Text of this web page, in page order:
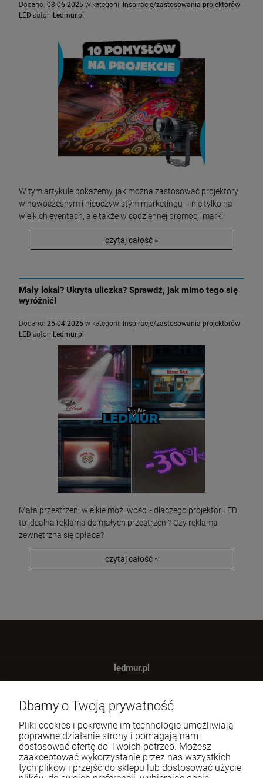
Dodano: 03-06-2025 w kategorii: Inspiracje/zastosowania projektorów
LED autor: Ledmur.pl
W tym artykule pokażemy, jak można zastosować projektory
w nowoczesnym i nieoczywistym marketingu – nie tylko na
wielkich eventach, ale także w codziennej promocji marki.
czytaj całość »
Mały lokal? Ukryta uliczka? Sprawdź, jak mimo tego się
wyróżnić!
Dodano: 25-04-2025 w kategorii: Inspiracje/zastosowania projektorów
LED autor: Ledmur.pl
Mała przestrzeń, wielkie możliwości - dlaczego projektor LED
to idealna reklama do małych przestrzeni? Czy reklama
zewnętrzna się opłaca?
czytaj całość »
ledmur.pl
82-310 Gronowo Górne
Tel.:
666 604 543
E-mail:
sklep@ledmur.pl
Dbamy o Twoją prywatność
Pliki cookies i pokrewne im technologie umożliwiają
poprawne działanie strony i pomagają nam
dostosować ofertę do Twoich potrzeb. Możesz
zaakceptować wykorzystanie przez nas wszystkich
tych plików i przejść do sklepu lub dostosować użycie